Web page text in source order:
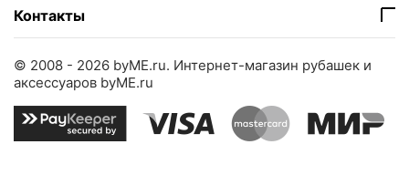
Контакты
© 2008 - 2026 byME.ru. Интернет-магазин рубашек и
аксессуаров byME.ru